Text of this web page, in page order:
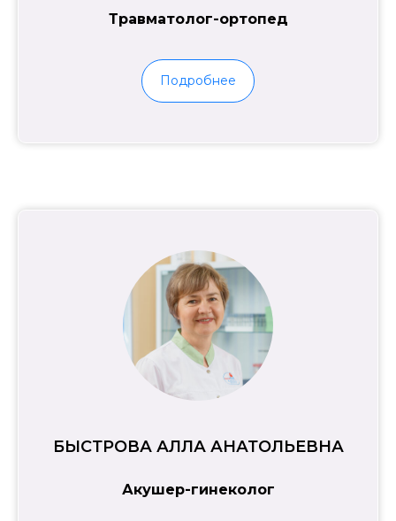
Травматолог-ортопед
Подробнее
БЫСТРОВА АЛЛА АНАТОЛЬЕВНА
Акушер-гинеколог